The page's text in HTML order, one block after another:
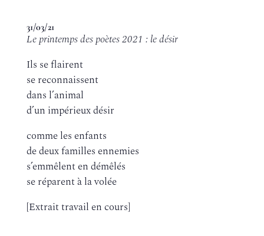
31/03/21
Le printemps des poètes 2021 : le désir
Ils se flairent
se reconnaissent
dans l’animal
d’un impérieux désir
comme les enfants
de deux familles ennemies
s’emmêlent en démêlés
se réparent à la volée
[Extrait travail en cours]